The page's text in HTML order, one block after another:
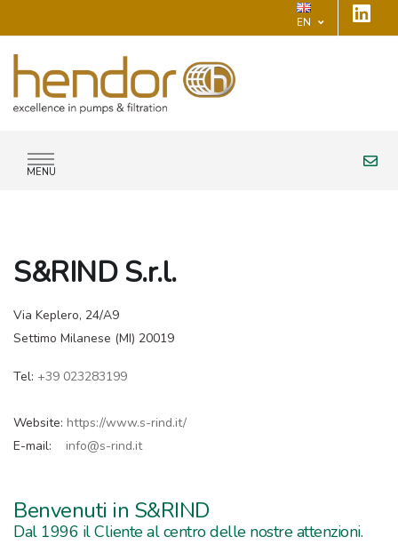
EN
MENU
S&RIND S.r.l.
Via Keplero, 24/A9
Settimo Milanese (MI) 20019
Tel: +39 023283199
Website: https://www.s-rind.it/
E-mail: info@s-rind.it
Benvenuti in S&RIND
Dal 1996 il Cliente al centro delle nostre attenzioni.